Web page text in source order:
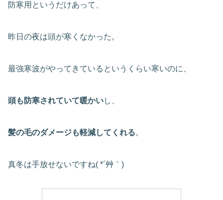
防寒用というだけあって、
昨日の夜は頭が寒くなかった。
最強寒波がやってきているというくらい寒いのに、
頭も防寒されていて暖かいし、
髪の毛のダメージも軽減してくれる。
真冬は手放せないですね( *´艸｀)